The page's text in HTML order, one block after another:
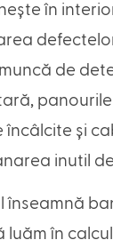
în
de
și
inutil
înseamnă
luăm în